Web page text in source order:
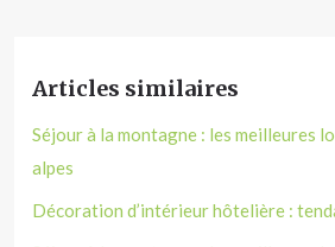
Articles similaires
Séjour à la montagne : les meilleures
alpes
Décoration d’intérieur hôtelière :